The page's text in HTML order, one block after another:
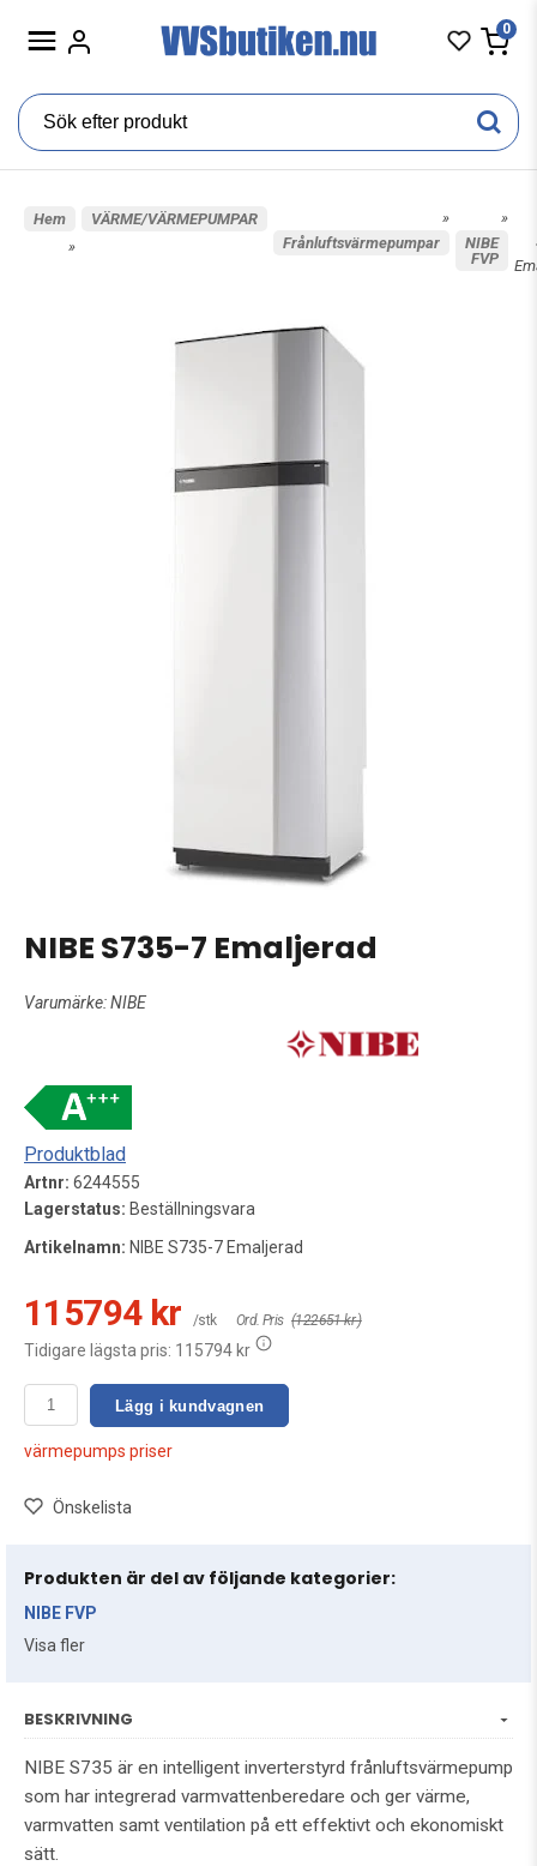
0
Hem
»
VÄRME/VÄRMEPUMPAR
»
Frånluftsvärmepumpar
»
NIBE
FVP
NIBE S735-7 Emaljerad
Varumärke:NIBE
Produktblad
Artnr: 6244555
Lagerstatus: Beställningsvara
Artikelnamn: NIBE S735-7 Emaljerad
115794 kr /stk Ord. Pris (122651 kr )
Tidigare lägsta pris: 115794 kr
Lägg i kundvagnen
värmepumps priser
Önskelista
Produkten är del av följande kategorier:
NIBE FVP
Visa fler
BESKRIVNING
NIBE S735 är en intelligent inverterstyrd frånluftsvärmepump
som har integrerad varmvattenberedare och ger värme,
varmvatten samt ventilation på ett effektivt och ekonomiskt
sätt.